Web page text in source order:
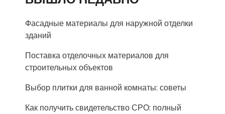
Фасадные материалы для наружной отделки
зданий
Поставка отделочных материалов для
строительных объектов
Выбор плитки для ванной комнаты: советы
Как получить свидетельство СРО: полный